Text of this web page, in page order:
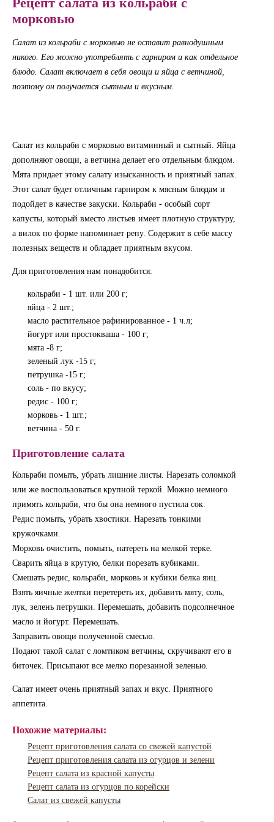
морковью
Салат из кольраби с морковью не оставит равнодушным
никого. Его можно употреблять с гарниром и как отдельное
блюдо. Салат включает в себя овощи и яйца с ветчиной,
поэтому он получается сытным и вкусным.
Салат из кольраби с морковью витаминный и сытный. Яйца
дополняют овощи, а ветчина делает его отдельным блюдом.
Мята придает этому салату изысканность и приятный запах.
Этот салат будет отличным гарниром к мясным блюдам и
подойдет в качестве закуски. Кольраби - особый сорт
капусты, который вместо листьев имеет плотную структуру,
а вилок по форме напоминает репу. Содержит в себе массу
полезных веществ и обладает приятным вкусом.
Для приготовления нам понадобится:
кольраби - 1 шт. или 200 г;
яйца - 2 шт.;
масло растительное рафинированное - 1 ч.л;
йогурт или простокваша - 100 г;
мята -8 г;
зеленый лук -15 г;
петрушка -15 г;
соль - по вкусу;
редис - 100 г;
морковь - 1 шт.;
ветчина - 50 г.
Приготовление салата
Кольраби помыть, убрать лишние листы. Нарезать соломкой
или же воспользоваться крупной теркой. Можно немного
примять кольраби, что бы она немного пустила сок.
Редис помыть, убрать хвостики. Нарезать тонкими
кружочками.
Морковь очистить, помыть, натереть на мелкой терке.
Сварить яйца в крутую, белки порезать кубиками.
Смешать редис, кольраби, морковь и кубики белка яиц.
Взять яичные желтки перетереть их, добавить мяту, соль,
лук, зелень петрушки. Перемешать, добавить подсолнечное
масло и йогурт. Перемешать.
Заправить овощи полученной смесью.
Подают такой салат с ломтиком ветчины, скручивают его в
биточек. Присыпают все мелко порезанной зеленью.
Салат имеет очень приятный запах и вкус. Приятного
аппетита.
Похожие материалы:
Рецепт приготовления салата со свежей капустой
Рецепт приготовления салата из огурцов и зелени
Рецепт салата из красной капусты
Рецепт салата из огурцов по корейски
Салат из свежей капусты